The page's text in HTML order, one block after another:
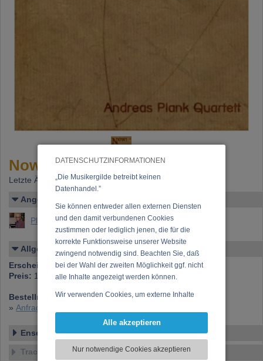
DATENSCHUTZINFORMATIONEN
„Die Musikergilde betreibt keinen
Datenhandel.”
Sie können entweder allen externen Diensten
und den damit verbundenen Cookies
zustimmen oder lediglich jenen, die für die
korrekte Funktionsweise unserer Website
zwingend notwendig sind. Beachten Sie, daß
bei der Wahl der zweiten Möglichkeit ggf. nicht
alle Inhalte angezeigt werden können.
Wir verwenden Cookies, um externe Inhalte
Funktionen für soziale Medien anbieten zu
zu analysieren. Dabei werden ggf.
Informationen zu Ihrer Verwendung unserer
Alle akzeptieren
Nur notwendige Cookies akzeptieren
Now!
Letzte Änderung: 21.05.2022
Angelegt von
Plank, Andreas
Allgemeines
Erscheinen bei:Extraplatte
Preis: 18,00 €
Bestellnummer:EX 828 012-2
»Anfrage zu dieser CD
Ensemble
Tracklist